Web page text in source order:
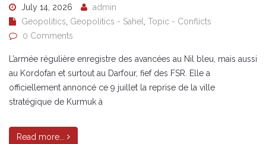
July 14, 2026
admin
Geopolitics Geopolitics - Sahel
Topic - Conflicts
0 Comments
L’armée régulière enregistre des avancées au Nil bleu, mais aussi
au Kordofan et surtout au Darfour, fief des FSR. Elle a
officiellement annoncé ce 9 juillet la reprise de la ville
stratégique de Kurmuk à
Read more...